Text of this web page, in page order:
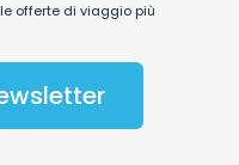
offerte di viaggio più